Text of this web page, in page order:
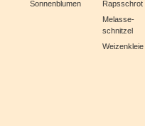
Sonnenblumen
Rapsschrot
Melasse-
schnitzel
Weizenkleie